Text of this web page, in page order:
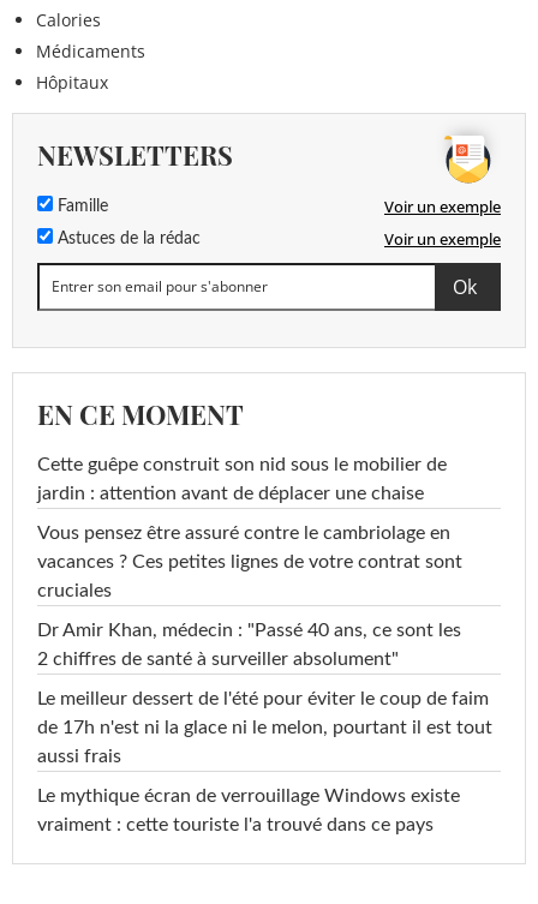
Calories
Médicaments
Hôpitaux
NEWSLETTERS
Famille Voir un exemple
Astuces de la rédac Voir un exemple
EN CE MOMENT
Cette guêpe construit son nid sous le mobilier de
jardin : attention avant de déplacer une chaise
Vous pensez être assuré contre le cambriolage en
vacances ? Ces petites lignes de votre contrat sont
cruciales
Dr Amir Khan, médecin : "Passé 40 ans, ce sont les
2 chiffres de santé à surveiller absolument"
Le meilleur dessert de l'été pour éviter le coup de faim
de 17h n'est ni la glace ni le melon, pourtant il est tout
aussi frais
Le mythique écran de verrouillage Windows existe
vraiment : cette touriste l'a trouvé dans ce pays